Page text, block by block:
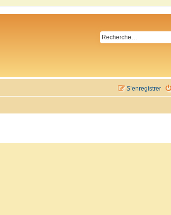
S’enregistrer